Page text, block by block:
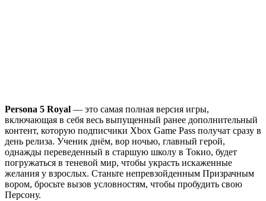
Persona 5 Royal — это самая полная версия игры,
включающая в себя весь выпущенный ранее дополнительный
контент, которую подписчики Xbox Game Pass получат сразу в
день релиза. Ученик днём, вор ночью, главный герой,
однажды переведенный в старшую школу в Токио, будет
погружаться в теневой мир, чтобы украсть искаженные
желания у взрослых. Станьте непревзойденным Призрачным
вором, бросьте вызов условностям, чтобы пробудить свою
Персону.